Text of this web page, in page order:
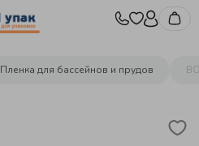
Пленка для бассейнов и прудов